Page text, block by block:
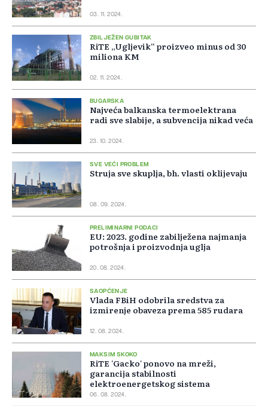
03. 11. 2024.
ZBILJEŽEN GUBITAK
RiTE „Ugljevik“ proizveo minus od 30
miliona KM
02. 11. 2024.
BUGARSKA
Najveća balkanska termoelektrana
radi sve slabije, a subvencija nikad veća
23. 10. 2024.
SVE VEĆI PROBLEM
Struja sve skuplja, bh. vlasti oklijevaju
08. 09. 2024.
PRELIMINARNI PODACI
EU: 2023. godine zabilježena najmanja
potrošnja i proizvodnja uglja
20. 08. 2024.
SAOPĆENJE
Vlada FBiH odobrila sredstva za
izmirenje obaveza prema 585 rudara
12. 08. 2024.
MAKSIM SKOKO
RiTE 'Gacko' ponovo na mreži,
garancija stabilnosti
elektroenergetskog sistema
06. 08. 2024.